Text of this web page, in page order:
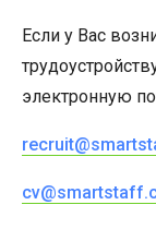
Если у Вас
электронную